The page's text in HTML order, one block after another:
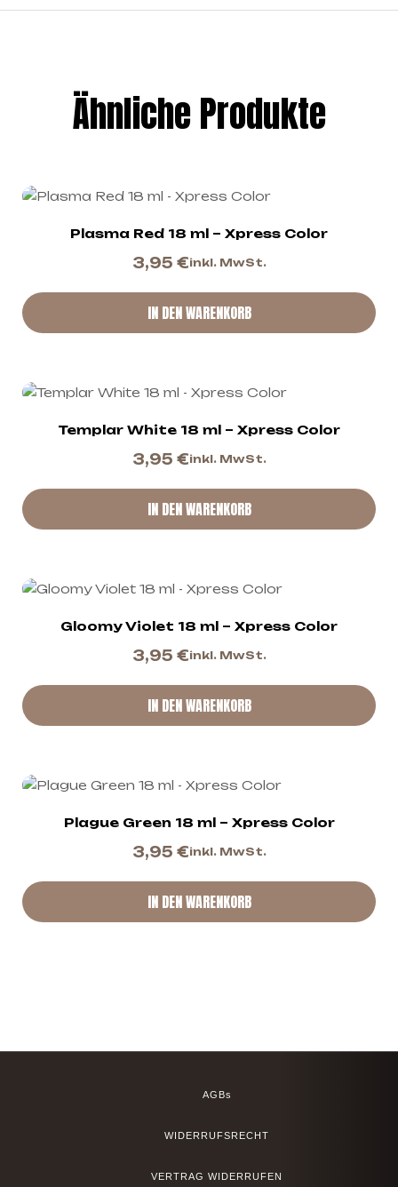
Ähnliche Produkte
Plasma Red 18 ml – Xpress Color
3,95 €inkl. MwSt.
IN DEN WARENKORB
Templar White 18 ml – Xpress Color
3,95 €inkl. MwSt.
IN DEN WARENKORB
Gloomy Violet 18 ml – Xpress Color
3,95 €inkl. MwSt.
IN DEN WARENKORB
Plague Green 18 ml – Xpress Color
3,95 €inkl. MwSt.
IN DEN WARENKORB
AGBs
WIDERRUFSRECHT
VERTRAG WIDERRUFEN